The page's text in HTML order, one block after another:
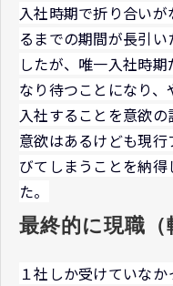
入社時期で折り合い
るまでの期間が長引
したが、唯一入社時
なり待つことになり
入社することを意欲の
意欲はあるけども現
びてしまうことを納
た。
最終的に現職
１社しか受けていな